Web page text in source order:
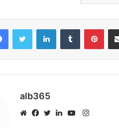
FacebookTwitter LinkedInTumblr
alb365
Instagram